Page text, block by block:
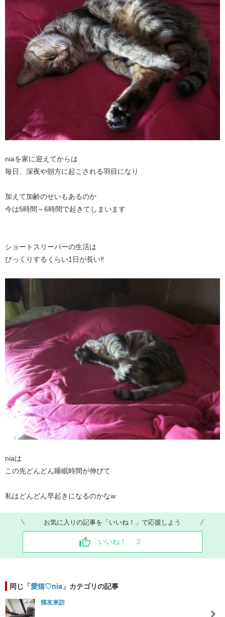
niaを家に迎えてからは
毎日、深夜や朝方に起こされる羽目になり
加えて加齢のせいもあるのか
今は5時間～6時間で起きてしまいます
ショートスリーパーの生活は
びっくりするくらい1日が長い‼
niaは
この先どんどん睡眠時間が伸びて
私はどんどん早起きになるのかなw
お気に入りの記事を「いいね！」で応援しよう
いいね！ 2
同じ「愛猫♡nia 」カテゴリの記事
猫友来訪